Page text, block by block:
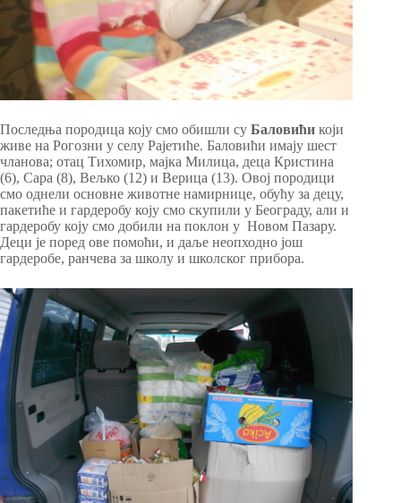
Последња породица коју смо обишли су Баловићи који
живе на Рогозни у селу Рајетиће. Баловићи имају шест
чланова; отац Тихомир, мајка Милица, деца Кристина
(6), Сара (8), Вељко (12) и Верица (13). Овој породици
смо однели основне животне намирнице, обућу за децу,
пакетиће и гардеробу коју смо скупили у Београду, али и
гардеробу коју смо добили на поклон у Новом Пазару.
Деци је поред ове помоћи, и даље неопходно још
гардеробе, ранчева за школу и школског прибора.